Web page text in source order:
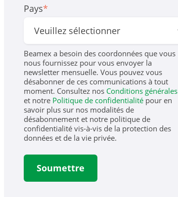
Pays*
Beamex a besoin des coordonnées que vous
nous fournissez pour vous envoyer la
newsletter mensuelle. Vous pouvez vous
désabonner de ces communications à tout
moment. Consultez nos Conditions générales
et notre Politique de confidentialitépour en
savoir plus sur nos modalités de
désabonnement et notre politique de
confidentialité vis-à-vis de la protection des
données et de la vie privée.